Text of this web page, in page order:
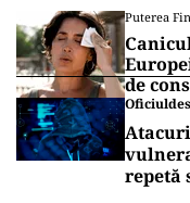
Puterea
de
repetă